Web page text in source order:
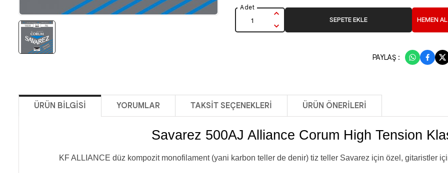
SEPETE EKLE HEMEN AL
PAYLAŞ :
ÜRÜN BILGISI YORUMLAR TAKSIT SEÇENEKLERI ÜRÜN ÖNERILERI
Savarez 500AJ Alliance Corum High Tension
KF ALLIANCE düz kompozit monofilament (yani karbon teller de denir) tiz teller Savarez için özel, gitaristler